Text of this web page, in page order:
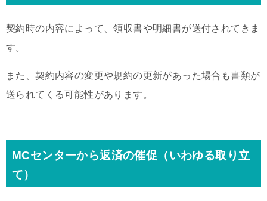
契約時の内容によって、領収書や明細書が送付されてきま
す。
また、契約内容の変更や規約の更新があった場合も書類が
送られてくる可能性があります。
MCセンターから返済の催促（いわゆる取り立
て）